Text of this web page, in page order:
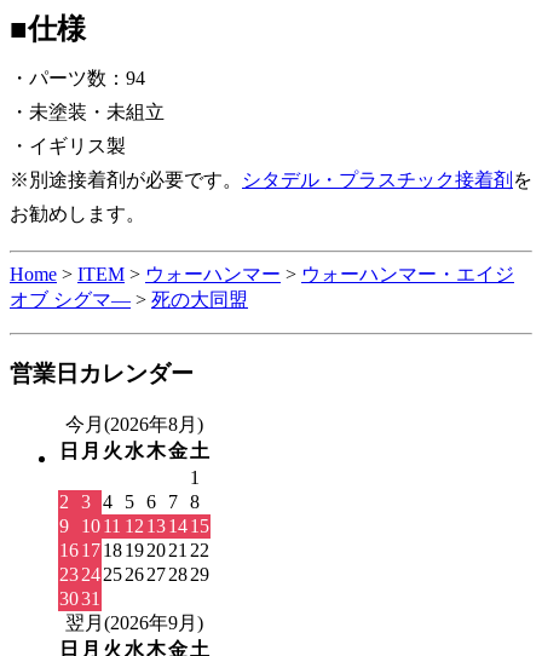
■仕様
・パーツ数：94
・未塗装・未組立
・イギリス製
※別途接着剤が必要です。
シタデル・プラスチック接着剤 を
お勧めします。
Home > ITEM > ウォーハンマー > ウォーハンマー・エイジ
オブ シグマ― > 死の大同盟
営業日カレンダー
今月(2026年8月)
日 月 火 水木金土
1
2
3 4 5 6 7 8
9
1011 12 131415
161718192021 22
23242526272829
3031
翌月(2026年9月)
日 月 火 水木金土